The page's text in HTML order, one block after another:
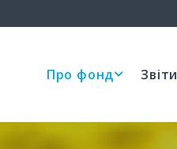
Про фонд Звіти